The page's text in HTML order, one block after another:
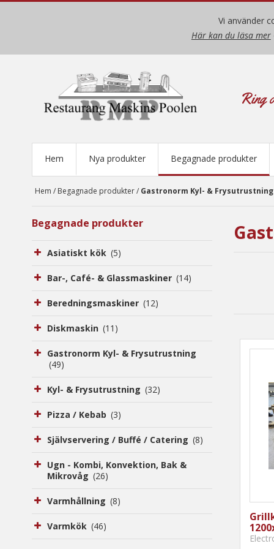
Vi använder
Här kan du läsa mer
Ring
Hem Nya produkter Begagnade produkter
Hem / Begagnade produkter/ Gastronorm Kyl- & Frysutrustning
Begagnade produkter
Asiatiskt kök (5)
Bar-, Café- & Glassmaskiner (14)
Beredningsmaskiner (12)
Diskmaskin (11)
Gastronorm Kyl- & Frysutrustning
(49)
Kyl- & Frysutrustning (32)
Pizza / Kebab (3)
Självservering / Buffé / Catering (8)
Ugn - Kombi, Konvektion, Bak &
Mikrovåg (26)
Varmhållning (8)
Varmkök (46)